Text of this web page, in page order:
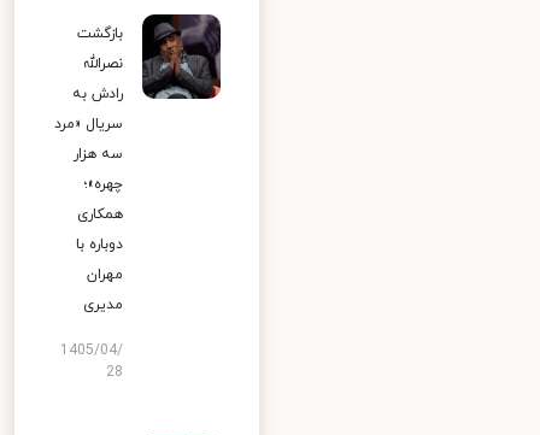
بازگشت
نصرالله
رادش به
سریال «مرد
سه هزار
چهره»؛
همکاری
دوباره با
مهران
مدیری
1405/04/
28